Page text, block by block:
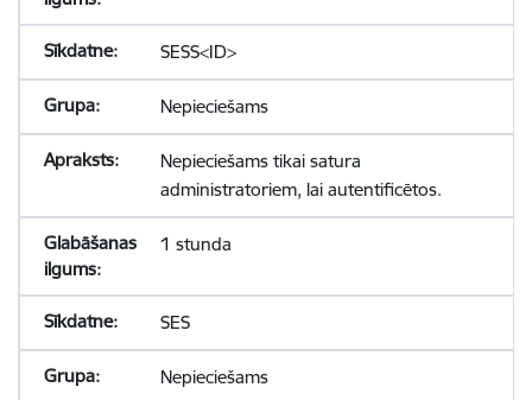
SESS<ID>
Nepieciešams
Nepieciešams tikai satura
administratoriem, lai autentificētos.
1 stunda
SES
Nepieciešams